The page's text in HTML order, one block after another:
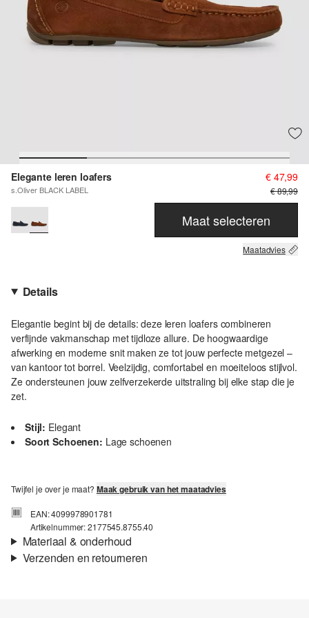
Elegante leren loafers
s.Oliver BLACK LABEL
€ 47,99
€ 89,99
Maat selecteren
Maatadvies
Details
Elegantie begint bij de details: deze leren loafers combineren
verfijnde vakmanschap met tijdloze allure. De hoogwaardige
afwerking en moderne snit maken ze tot jouw perfecte metgezel –
van kantoor tot borrel. Veelzijdig, comfortabel en moeiteloos stijlvol.
Ze ondersteunen jouw zelfverzekerde uitstraling bij elke stap die je
zet.
Stijl: Elegant
Soort Schoenen: Lage schoenen
Twijfel je over je maat? Maak gebruik van het maatadvies
EAN: 4099978901781
Artikelnummer: 2177545.8755.40
Materiaal & onderhoud
Verzenden en retourneren